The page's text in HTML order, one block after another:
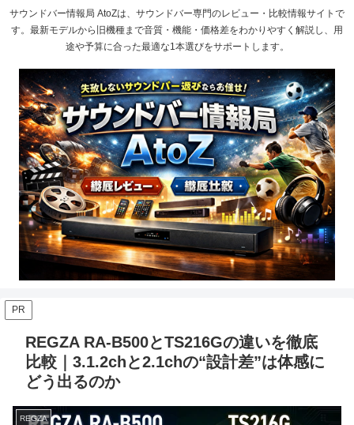
サウンドバー情報局 AtoZは、サウンドバー専門のレビュー・比較情報サイトで
す。最新モデルから旧機種まで音質・機能・価格差をわかりやすく解説し、用
途や予算に合った最適な1本選びをサポートします。
PR
REGZA RA-B500とTS216Gの違いを徹底
比較｜3.1.2chと2.1chの“設計差”は体感に
どう出るのか
REGZA